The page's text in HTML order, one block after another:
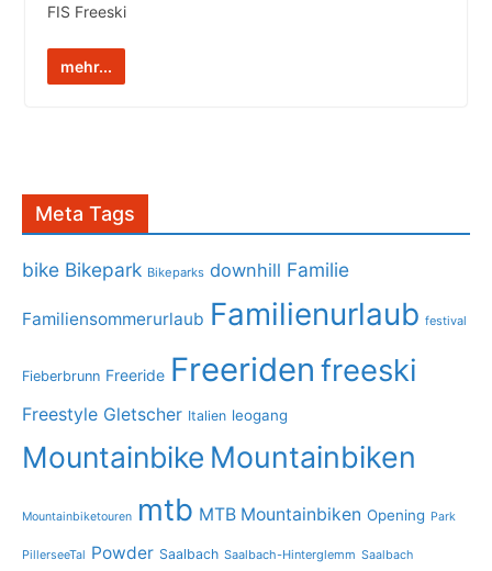
FIS Freeski
mehr...
Meta Tags
bike Bikepark Bikeparks downhill Familie
Familiensommerurlaub Familienurlaub festival
Fieberbrunn Freeride Freeriden freeski
Freestyle Gletscher Italien leogang
Mountainbike Mountainbiken
Mountainbiketouren mtb MTB Mountainbiken Opening Park
PillerseeTal Powder Saalbach Saalbach-Hinterglemm Saalbach